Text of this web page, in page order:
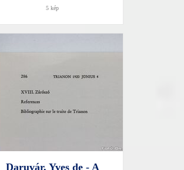
5 kép
Daruvár, Yves de - A